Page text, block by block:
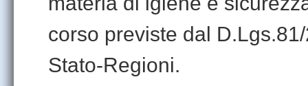
corso previste dal
Stato-Regioni.